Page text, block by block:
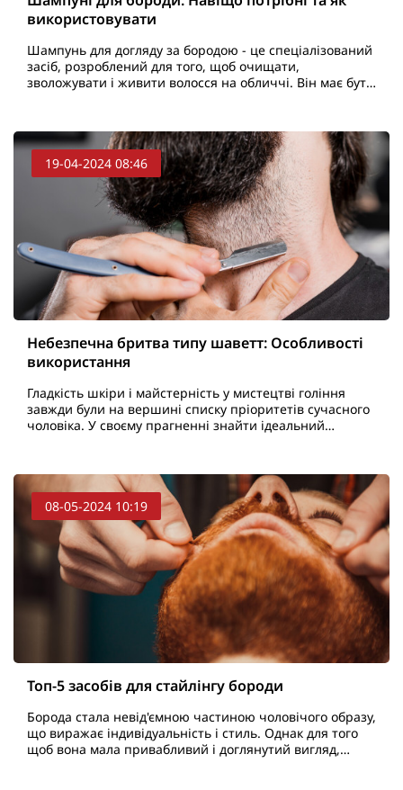
використовувати
Шампунь для догляду за бородою - це спеціалізований
засіб, розроблений для того, щоб очищати,
зволожувати і живити волосся на обличчі. Він має бути
19-04-2024 08:46
Небезпечна бритва типу шаветт: Особливості
використання
Гладкість шкіри і майстерність у мистецтві гоління
завжди були на вершині списку пріоритетів сучасного
чоловіка. У своєму прагненні знайти ідеальний
08-05-2024 10:19
Топ-5 засобів для стайлінгу бороди
Борода стала невід'ємною частиною чоловічого образу,
що виражає індивідуальність і стиль. Однак для того
щоб вона мала привабливий і доглянутий вигляд,